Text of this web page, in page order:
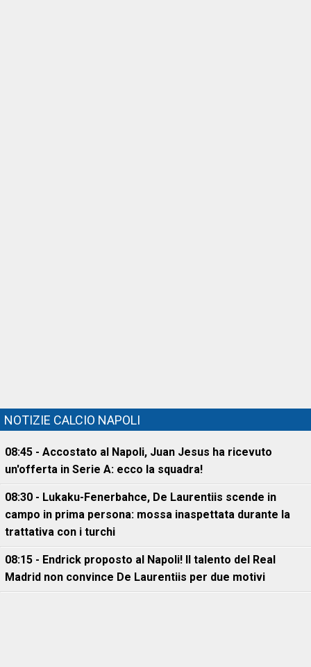
NOTIZIE CALCIO NAPOLI
08:45 - Accostato al Napoli, Juan Jesus ha ricevuto
un'offerta in Serie A: ecco la squadra!
08:30 - Lukaku-Fenerbahce, De Laurentiis scende in
campo in prima persona: mossa inaspettata durante la
trattativa con i turchi
08:15 - Endrick proposto al Napoli! Il talento del Real
Madrid non convince De Laurentiis per due motivi